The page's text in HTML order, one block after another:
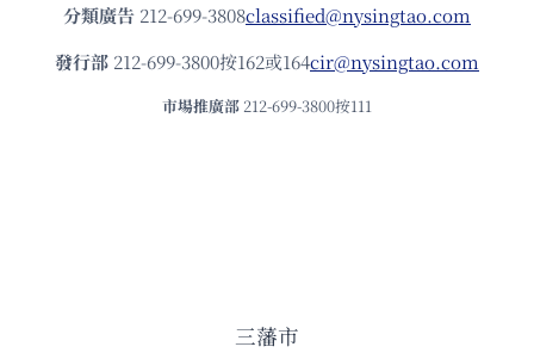
分類廣告 212-699-3808classified@nysingtao.com
發⾏部 212-699-3800按162或164cir@nysingtao.com
市場推廣部 212-699-3800按111
三藩市